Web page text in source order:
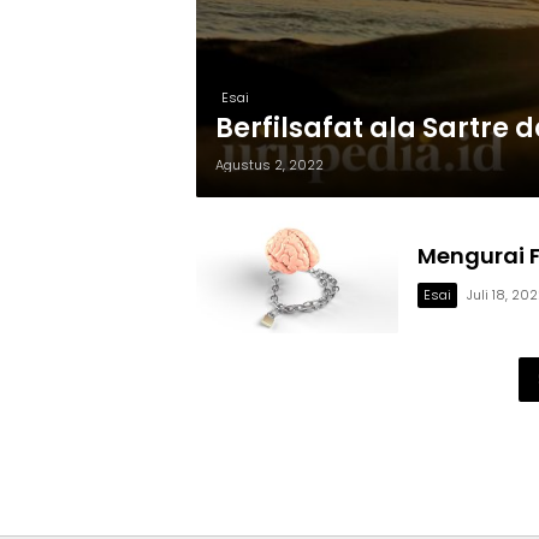
Esai
Berfilsafat ala Sartre
Agustus 2, 2022
Mengurai
Esai Juli 18,